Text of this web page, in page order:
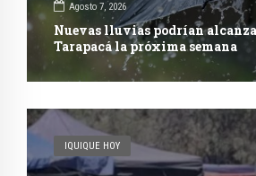
Agosto 7, 2026
Nuevas lluvias podrían
Tarapacá la próxima semana
IQUIQUE HOY